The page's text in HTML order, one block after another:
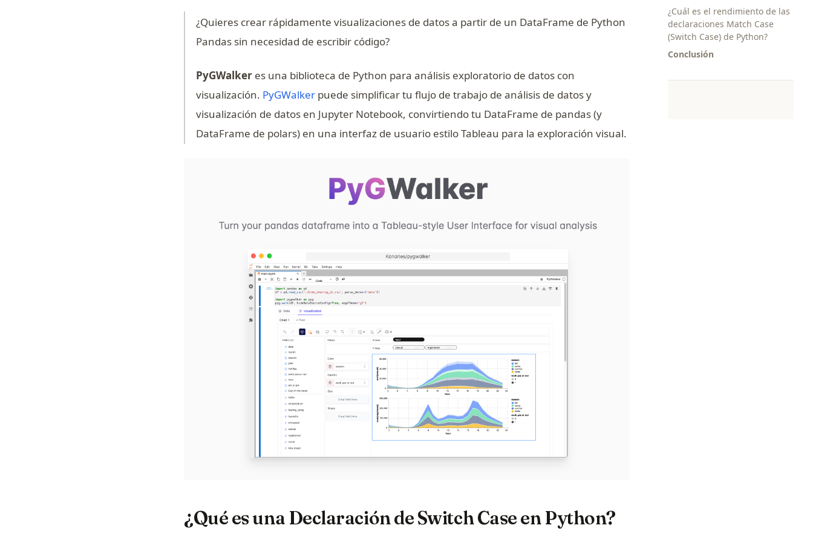
¿Cuál es el rendimiento de las
declaraciones Match Case
(Switch Case) de Python?
Conclusión
¿Quieres crear rápidamente visualizaciones de datos a partir de un DataFrame de Python
Pandas sin necesidad de escribir código?
PyGWalkeres una biblioteca de Python para análisis exploratorio de datos con
visualización. PyGWalker(opens in a new tab)
puede simplificar tu flujo de trabajo de análisis de datos y
visualización de datos en Jupyter Notebook, convirtiendo tu DataFrame de pandas (y
DataFrame de polars) en una interfaz de usuario estilo Tableau para la exploración visual.
¿Qué es una Declaración de Switch Case en Python?